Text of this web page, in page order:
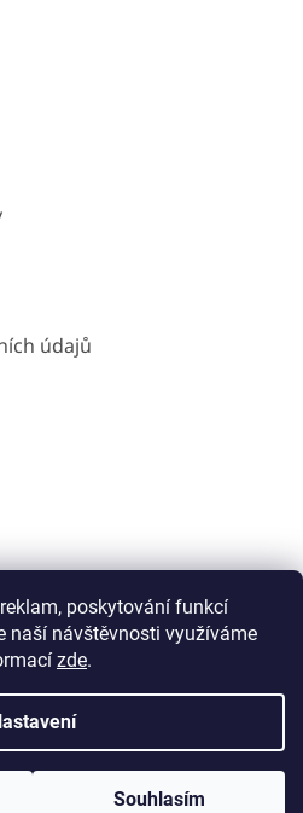
poskytování funkcí
naší návštěvnosti využíváme
zde.
Souhlasím
údajů
Všechna práva vyhrazena.